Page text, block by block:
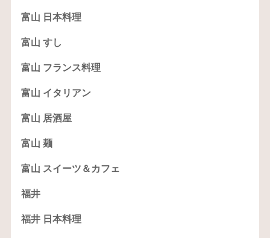
富山 日本料理
富山 すし
富山 フランス料理
富山 イタリアン
富山 居酒屋
富山 麺
富山 スイーツ＆カフェ
福井
福井 日本料理